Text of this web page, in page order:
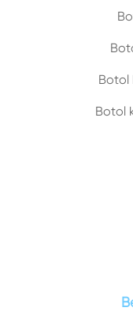
Botol
Botol